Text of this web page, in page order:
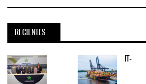
RECIENTES
IT-